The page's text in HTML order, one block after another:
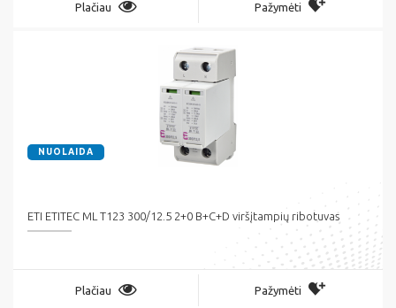
Plačiau Pažymėti
NUOLAIDA
ETI ETITEC ML T123 300/12.5 2+0 B+C+D viršįtampių ribotuvas
Plačiau Pažymėti